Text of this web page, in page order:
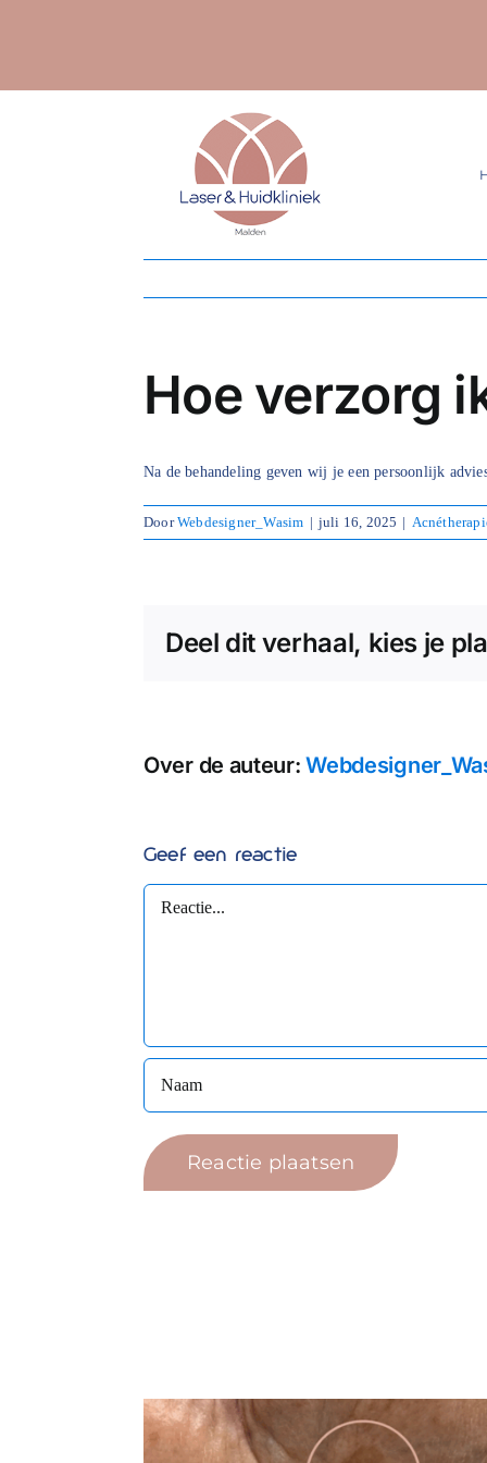
Hoe verzorg
Na de behandeling geven wij je een persoonlijk
DoorWebdesigner_Wasim | juli 16, 2025 |
Deel dit verhaal, kies je
Over de auteur:
Geef een reactie
Reactie